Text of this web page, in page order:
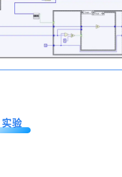
实验